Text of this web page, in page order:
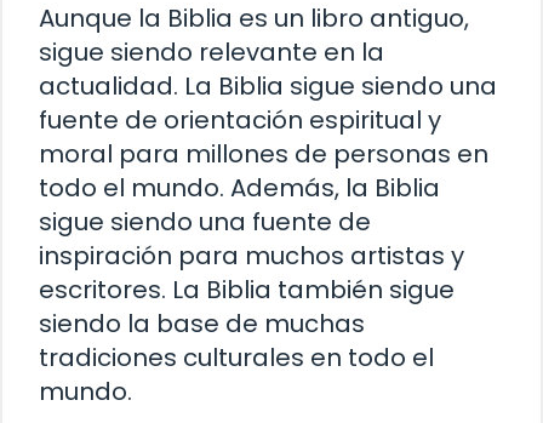
Aunque la Biblia es un libro antiguo,
sigue siendo relevante en la
actualidad. La Biblia sigue siendo una
fuente de orientación espiritual y
moral para millones de personas en
todo el mundo. Además, la Biblia
sigue siendo una fuente de
inspiración para muchos artistas y
escritores. La Biblia también sigue
siendo la base de muchas
tradiciones culturales en todo el
mundo.